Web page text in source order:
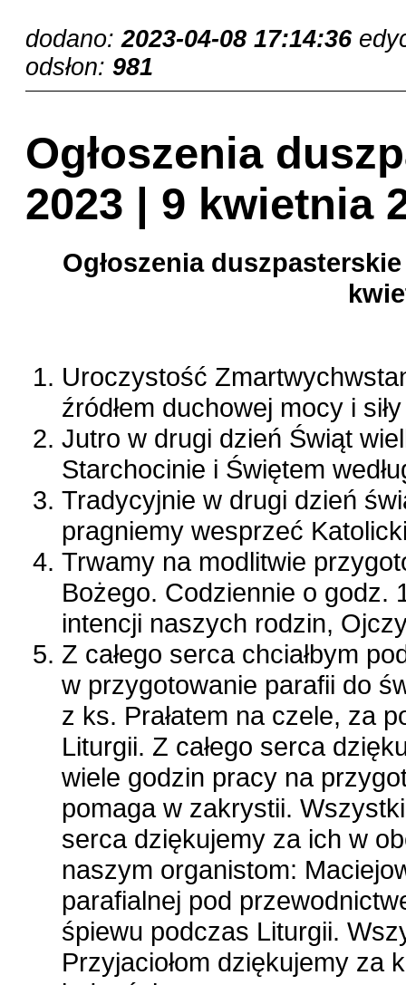
dodano:2023-04-08 17:14:36
odsłon: 981
Ogłoszenia
2023 | 9 kwietnia
Ogłoszenia
Uroczystość
źródłem duchowej mocy i
Jutro w drugi dzień Świąt
Starchocinie i Świętem
Tradycyjnie w drugi dzień
pragniemy wesprzeć
Trwamy na modlitwie
Bożego. Codziennie o godz.
intencji naszych rodzin,
Z całego serca chciałbym
w przygotowanie parafii do
z ks. Prałatem na czele, za
Liturgii. Z całego serca
wiele godzin pracy na
pomaga w zakrystii.
serca dziękujemy za ich w
naszym organistom:
parafialnej pod
śpiewu podczas Liturgii.
Przyjaciołom dziękujemy za